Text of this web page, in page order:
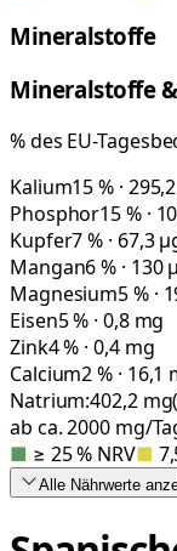
Mineralstoffe
Mineralstoffe
% des EU-
Kalium15 % ·
Phosphor15 % ·
Kupfer7 % · 67,3
Mangan6 % · 130
Magnesium5 % ·
Eisen5 % · 0,8 mg
Zink4 % · 0,4 mg
Calcium2 % · 16,1
Natrium:402,2mg
ab ca. 2000 mg/
■ ≥ 25 % NRV■
Alle Nährwerte